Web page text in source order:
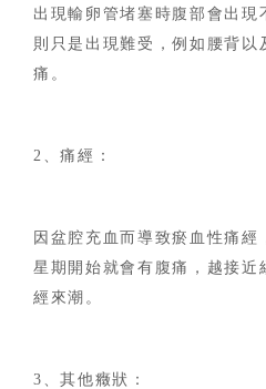
出現輸卵管堵塞時腹部會出現
則只是出現難受，例如腰背以
痛。
2、痛經：
因盆腔充血而導致瘀血性痛經
星期開始就會有腹痛，越接
經來潮。
3、其他癥狀：